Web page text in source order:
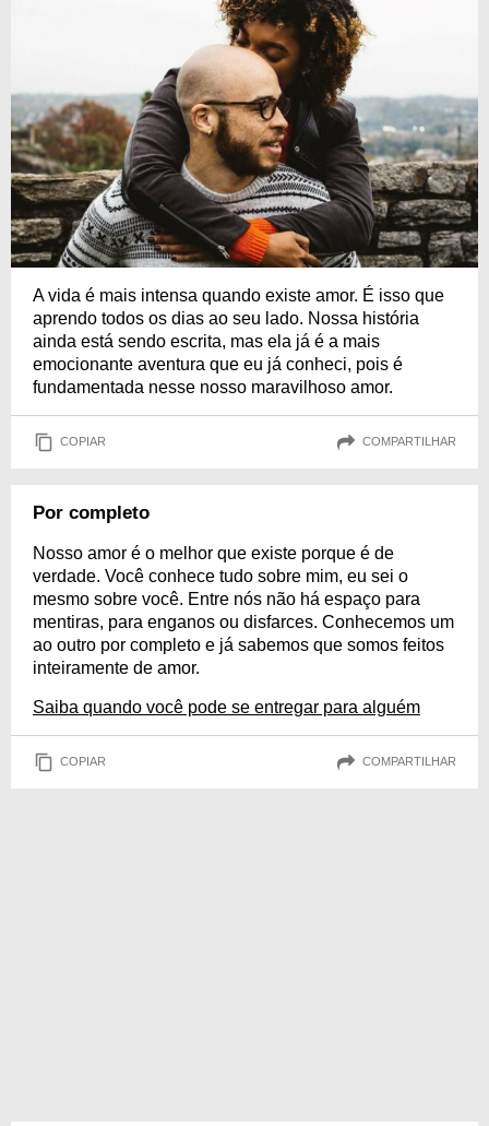
A vida é mais intensa quando existe amor. É isso que
aprendo todos os dias ao seu lado. Nossa história
ainda está sendo escrita, mas ela já é a mais
emocionante aventura que eu já conheci, pois é
fundamentada nesse nosso maravilhoso amor.
COPIAR COMPARTILHAR
Por completo
Nosso amor é o melhor que existe porque é de
verdade. Você conhece tudo sobre mim, eu sei o
mesmo sobre você. Entre nós não há espaço para
mentiras, para enganos ou disfarces. Conhecemos um
ao outro por completo e já sabemos que somos feitos
inteiramente de amor.
Saiba quando você pode se entregar para alguém
COPIAR COMPARTILHAR